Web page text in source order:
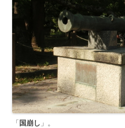
「国崩し 」。